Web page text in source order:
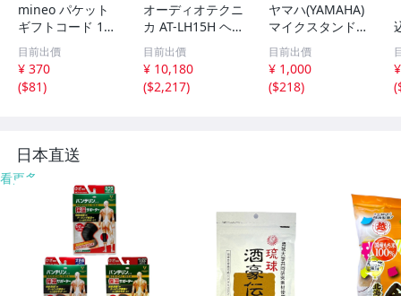
mineo パケット
ギフトコード 10
GB（9999MB）
目前出價
¥ 370
($81)
オーディオテクニ
カ AT-LH15H ヘ
ッドシェル アル
ミニウム製 中量
ヘッドダイヤル
アルミ製 交換 新
目前出價
¥ 10,180
($2,217)
ヤマハ(YAMAHA)
マイクスタンドア
ダプター BMS-10
A
目前出價
¥ 1,000
($218)
(
日本直送
看更多